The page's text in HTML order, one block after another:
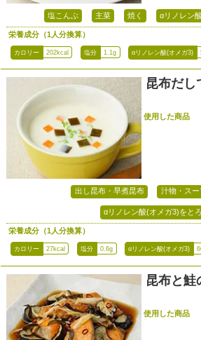
塩こんぶ 主菜 焼く αリノレン
栄養成分（1人分換算）
カロリー 202kcal 塩分 1.1g αリノレン酸(オメガ3)
昆布だし
使用した商品
出し昆布・早煮昆布 汁物・スー
αリノレン酸(オメガ3)をと
栄養成分（1人分換算）
カロリー 27kcal 塩分 0.6g αリノレン酸(オメガ3)
昆布と鮭
使用した商品